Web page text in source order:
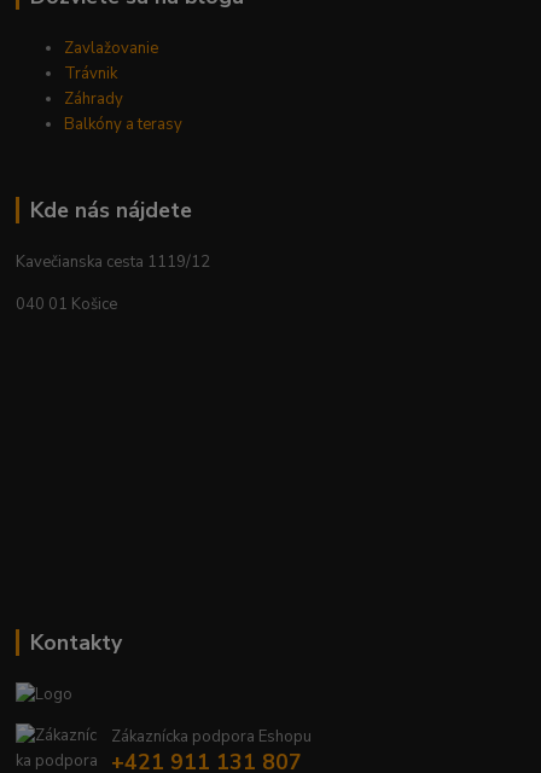
Zavlažovanie
Trávnik
Záhrady
Balkóny a terasy
Kde nás nájdete
Kavečianska cesta 1119/12
040 01 Košice
Kontakty
Zákaznícka podpora Eshopu
+421 911 131 807